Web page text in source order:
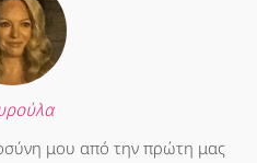
μου από την πρώτη μας